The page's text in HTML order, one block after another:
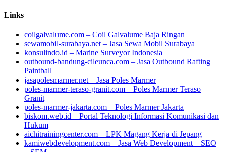
Links
coilgalvalume.com – Coil Galvalume Baja Ringan
sewamobil-surabaya.net – Jasa Sewa Mobil Surabaya
konsulindo.id – Marine Surveyor Indonesia
outbound-bandung-cileunca.com – Jasa Outbound Rafting
Paintball
jasapolesmarmer.net – Jasa Poles Marmer
poles-marmer-teraso-granit.com – Poles Marmer Teraso
Granit
poles-marmer-jakarta.com – Poles Marmer Jakarta
biskom.web.id – Portal Teknologi Informasi Komunikasi dan
Hukum
aichitrainingcenter.com – LPK Magang Kerja di Jepang
kamiwebdevelopment.com – Jasa Web Development – SEO